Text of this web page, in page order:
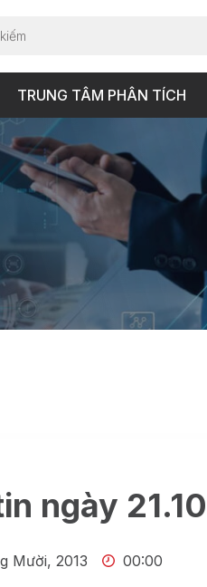
TRUNG TÂM PHÂN TÍCH
ngày
Mười, 2013 00:00